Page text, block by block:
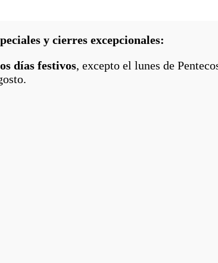
y cierres excepcionales:
días festivos, excepto el lunes de